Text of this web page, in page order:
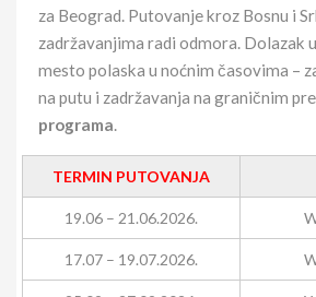
za Beograd. Putovanje kroz Bosnu i
zadržavanjima radi odmora. Dolazak
mesto polaska u noćnim časovima –
na putu i zadržavanja na graničnim
programa.
TERMIN PUTOVANJA
19.06 – 21.06.2026.
17.07 – 19.07.2026.